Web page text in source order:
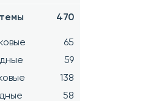
470
65
59
138
58